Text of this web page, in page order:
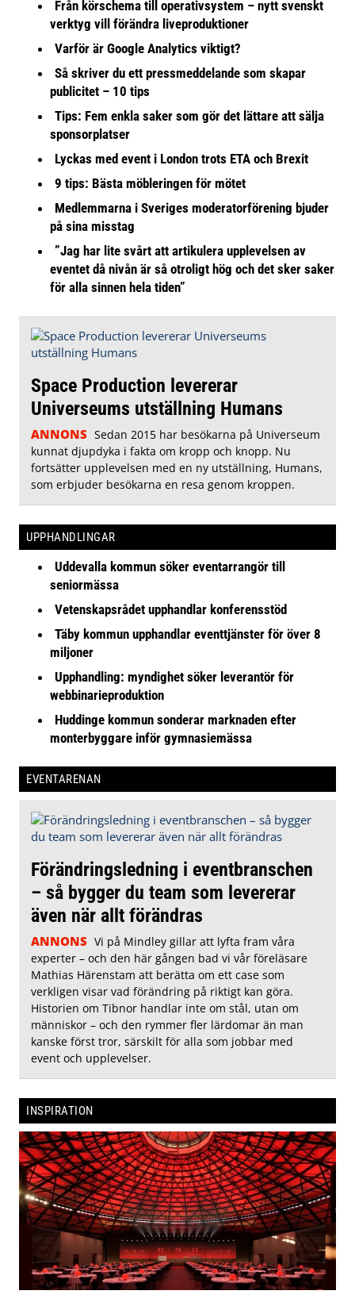
Från körschema till operativsystem – nytt svenskt
verktyg vill förändra liveproduktioner
Varför är Google Analytics viktigt?
Så skriver du ett pressmeddelande som skapar
publicitet – 10 tips
Tips: Fem enkla saker som gör det lättare att sälja
sponsorplatser
Lyckas med event i London trots ETA och Brexit
9 tips: Bästa möbleringen för mötet
Medlemmarna i Sveriges moderatorförening bjuder
på sina misstag
”Jag har lite svårt att artikulera upplevelsen av
eventet då nivån är så otroligt hög och det sker saker
för alla sinnen hela tiden”
Space Production levererar
Universeums utställning Humans
ANNONS Sedan 2015 har besökarna på Universeum
kunnat djupdyka i fakta om kropp och knopp. Nu
fortsätter upplevelsen med en ny utställning, Humans,
som erbjuder besökarna en resa genom kroppen.
UPPHANDLINGAR
Uddevalla kommun söker eventarrangör till
seniormässa
Vetenskapsrådet upphandlar konferensstöd
Täby kommun upphandlar eventtjänster för över 8
miljoner
Upphandling: myndighet söker leverantör för
webbinarieproduktion
Huddinge kommun sonderar marknaden efter
monterbyggare inför gymnasiemässa
EVENTARENAN
Förändringsledning i eventbranschen
– så bygger du team som levererar
även när allt förändras
ANNONS Vi på Mindley gillar att lyfta fram våra
experter – och den här gången bad vi vår föreläsare
Mathias Härenstam att berätta om ett case som
verkligen visar vad förändring på riktigt kan göra.
Historien om Tibnor handlar inte om stål, utan om
människor – och den rymmer fler lärdomar än man
kanske först tror, särskilt för alla som jobbar med
event och upplevelser.
INSPIRATION